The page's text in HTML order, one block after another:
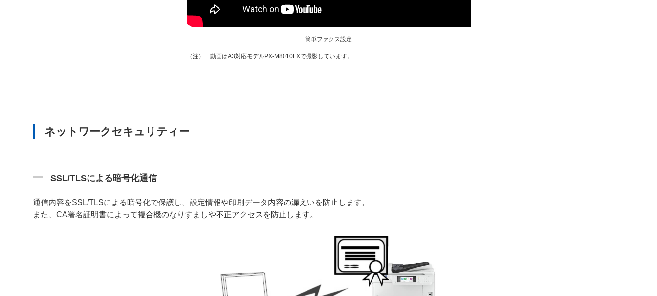
簡単ファクス設定
（注） 動画はA3対応モデルPX-M8010FXで撮影しています。
ネットワークセキュリティー
SSL/TLSによる暗号化通信
通信内容をSSL/TLSによる暗号化で保護し、設定情報や印刷データ内容の漏えいを防止します。
また、CA署名証明書によって複合機のなりすましや不正アクセスを防止します。